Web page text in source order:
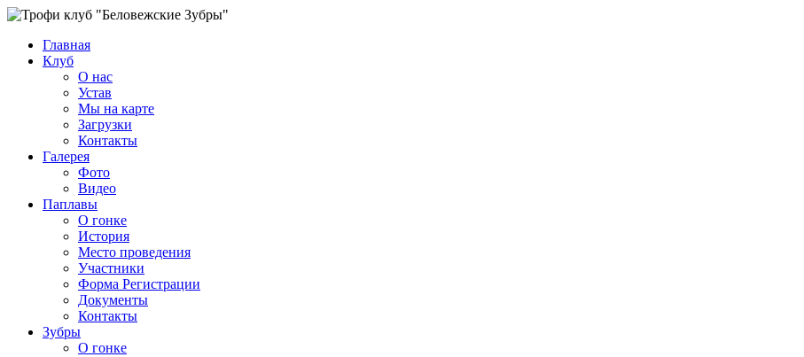
Главная
Клуб
О нас
Устав
Мы на карте
Загрузки
Контакты
Галерея
Фото
Видео
Паплавы
О гонке
История
Место проведения
Участники
Форма Регистрации
Документы
Контакты
Зубры
О гонке